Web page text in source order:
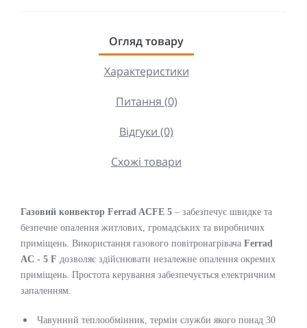
Огляд товару
Характеристики
Питання (0)
Відгуки (0)
Схожі товари
Газовий конвектор Ferrad ACFE 5 – забезпечує швидке та
безпечне опалення житлових, громадських та виробничих
приміщень. Використання газового повітронагрівача Ferrad
AC - 5 F дозволяє здійснювати незалежне опалення окремих
приміщень. Простота керування забезпечується електричним
запаленням.
Чавунний теплообмінник, термін служби якого понад 30